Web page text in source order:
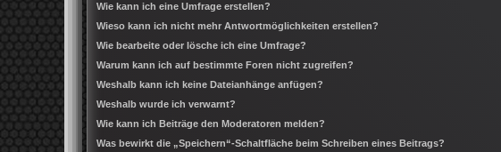
Wie kann ich eine Umfrage erstellen?
Wieso kann ich nicht mehr Antwortmöglichkeiten erstellen?
Wie bearbeite oder lösche ich eine Umfrage?
Warum kann ich auf bestimmte Foren nicht zugreifen?
Weshalb kann ich keine Dateianhänge anfügen?
Weshalb wurde ich verwarnt?
Wie kann ich Beiträge den Moderatoren melden?
Was bewirkt die „Speichern“-Schaltfläche beim Schreiben eines Beitrags?